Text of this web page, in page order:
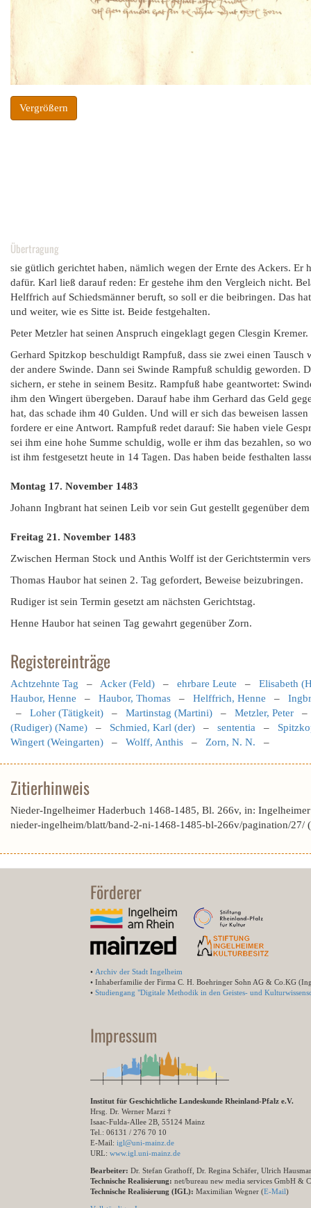
Vergrößern
Übertragung
sie gütlich gerichtet haben, nämlich wegen der Ernte des Ackers.
dafür. Karl ließ darauf reden: Er gestehe ihm den Vergleich nicht.
Helffrich auf Schiedsmänner beruft, so soll er die beibringen. Das
und weiter, wie es Sitte ist. Beide festgehalten.
Peter Metzler hat seinen Anspruch eingeklagt gegen Clesgin Kremer.
Gerhard Spitzkop beschuldigt Rampfuß, dass sie zwei einen
der andere Swinde. Dann sei Swinde Rampfuß schuldig geworden.
sichern, er stehe in seinem Besitz. Rampfuß habe geantwortet:
ihm den Wingert übergeben. Darauf habe ihm Gerhard das Geld
hat, das schade ihm 40 Gulden. Und will er sich das beweisen
fordere er eine Antwort. Rampfuß redet darauf: Sie haben viele
sei ihm eine hohe Summe schuldig, wolle er ihm das bezahlen, so
ist ihm festgesetzt heute in 14 Tagen. Das haben beide festhalten
Montag 17. November 1483
Johann Ingbrant hat seinen Leib vor sein Gut gestellt gegenüber
Freitag 21. November 1483
Zwischen Herman Stock und Anthis Wolff ist der Gerichtstermin
Thomas Haubor hat seinen 2. Tag gefordert, Beweise beizubringen.
Rudiger ist sein Termin gesetzt am nächsten Gerichtstag.
Henne Haubor hat seinen Tag gewahrt gegenüber Zorn.
Registereinträge
Achtzehnte Tag – Acker (Feld) – ehrbare Leute – Elisabeth
Haubor, Henne – Haubor, Thomas – Helffrich, Henne –
– Loher (Tätigkeit) – Martinstag (Martini) – Metzler, Peter
(Rudiger) (Name) – Schmied, Karl (der) – sententia –
Wingert (Weingarten) – Wolff, Anthis – Zorn, N. N. –
Zitierhinweis
Nieder-Ingelheimer Haderbuch 1468-1485, Bl. 266v, in:
nieder-ingelheim/blatt/band-2-ni-1468-1485-bl-266v/pagination/27/
Förderer
• Archiv der Stadt Ingelheim
• Inhaberfamilie der Firma C. H. Boehringer Sohn AG & Co.KG
• Studiengang "Digitale Methodik in den Geistes- und
Impressum
Institut für Geschichtliche Landeskunde Rheinland-Pfalz e.V.
Hrsg. Dr. Werner Marzi †
Isaac-Fulda-Allee 2B, 55124 Mainz
Tel.: 06131 / 276 70 10
E-Mail: igl@uni-mainz.de
URL: www.igl.uni-mainz.de
Bearbeiter: Dr. Stefan Grathoff, Dr. Regina Schäfer, Ulrich
Technische Realisierung: net/bureau new media services GmbH &
Technische Realisierung (IGL): Maximilian Wegner (E-Mail)